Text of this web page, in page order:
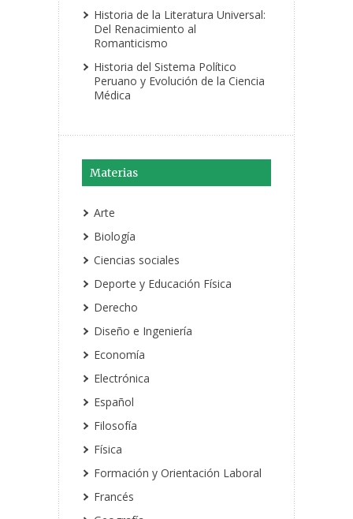
Historia de la Literatura Universal:
Del Renacimiento al
Romanticismo
Historia del Sistema Político
Peruano y Evolución de la Ciencia
Médica
Materias
Arte
Biología
Ciencias sociales
Deporte y Educación Física
Derecho
Diseño e Ingeniería
Economía
Electrónica
Español
Filosofía
Física
Formación y Orientación Laboral
Francés